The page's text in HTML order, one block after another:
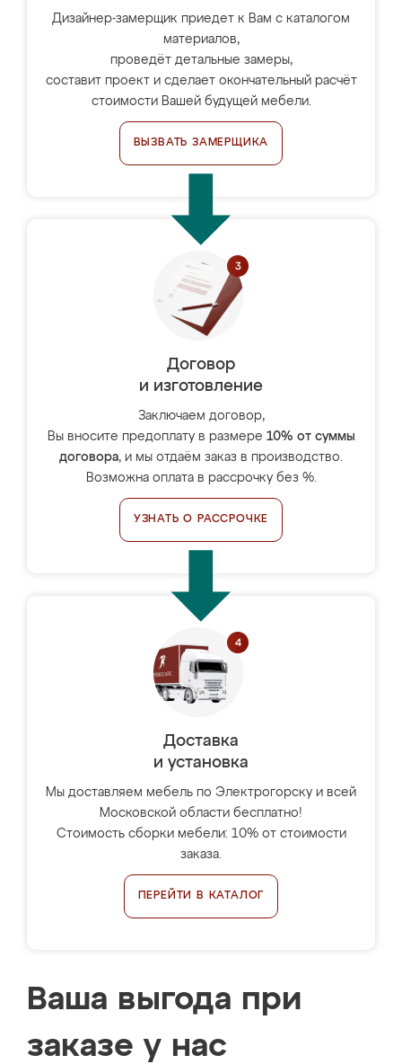
Дизайнер-замерщик приедет к Вам с каталогом
материалов,
проведёт детальные замеры,
составит проект и сделает окончательный расчёт
стоимости Вашей будущей мебели.
ВЫЗВАТЬ ЗАМЕРЩИКА
Договор
и изготовление
Заключаем договор,
Вы вносите предоплату в размере 10% от суммы
договора, и мы отдаём заказ в производство.
Возможна оплата в рассрочку без %.
УЗНАТЬ О РАССРОЧКЕ
Доставка
и установка
Мы доставляем мебель по Электрогорску и всей
Московской области бесплатно!
Стоимость сборки мебели: 10% от стоимости
заказа.
ПЕРЕЙТИ В КАТАЛОГ
Ваша выгода при
заказе у нас